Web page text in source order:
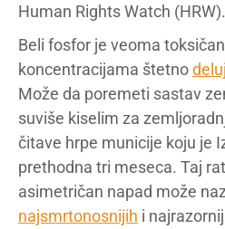
Human Rights Watch (HRW).
Beli fosfor je veoma
koncentracijama štetno
Može da poremeti sastav
suviše kiselim za
čitave hrpe municije koju je
prethodna tri meseca. Taj
asimetričan napad može
najsmrtonosnijih i